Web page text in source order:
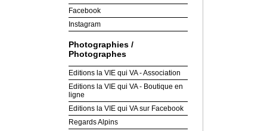
Facebook
Instagram
Photographies /
Photographes
Editions la VIE qui VA - Association
Editions la VIE qui VA - Boutique en
ligne
Editions la VIE qui VA sur Facebook
Regards Alpins